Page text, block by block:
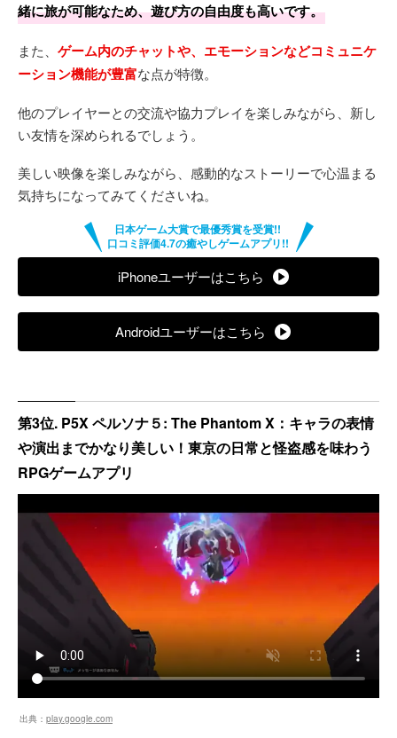
緒に旅が可能なため、遊び方の自由度も高いです。
また、 ゲーム内のチャットや、エモーションなどコミュニケ
ーション機能が豊富な点が特徴。
他のプレイヤーとの交流や協力プレイを楽しみながら、新し
い友情を深められるでしょう。
美しい映像を楽しみながら、感動的なストーリーで心温まる
気持ちになってみてくださいね。
iPhoneユーザーはこちら
Androidユーザーはこちら
第3位. P5X ペルソナ５: The Phantom X：キャラの表情
や演出までかなり美しい！東京の日常と怪盗感を味わう
RPGゲームアプリ
出典： play.google.com